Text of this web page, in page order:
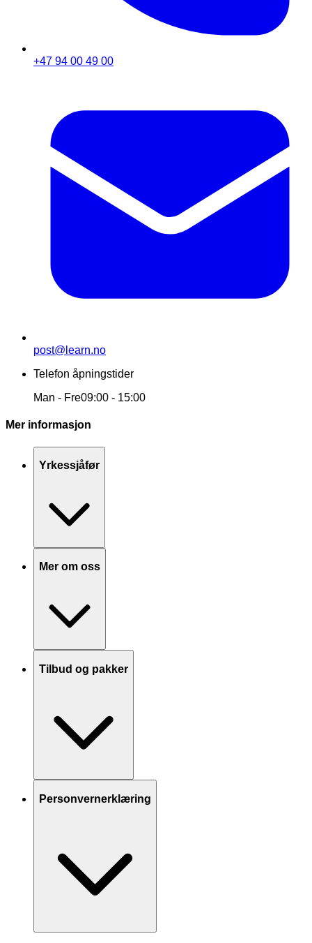
+47 94 00 49 00
post@learn.no
Telefon åpningstider
Man - Fre09:00 - 15:00
Mer informasjon
Yrkessjåfør
Mer om oss
Tilbud og pakker
Personvernerklæring